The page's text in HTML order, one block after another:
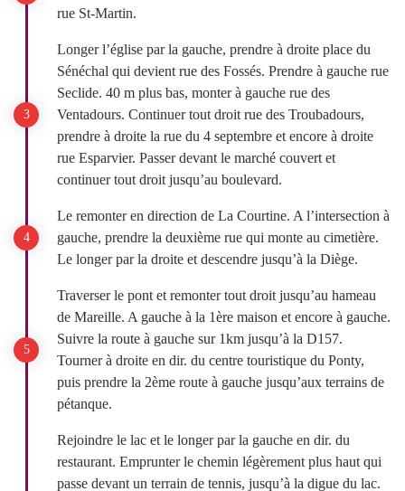
rue St-Martin.
Longer l’église par la gauche, prendre à droite place du
Sénéchal qui devient rue des Fossés. Prendre à gauche rue
Seclide. 40 m plus bas, monter à gauche rue des
Ventadours. Continuer tout droit rue des Troubadours,
prendre à droite la rue du 4 septembre et encore à droite
rue Esparvier. Passer devant le marché couvert et
continuer tout droit jusqu’au boulevard.
Le remonter en direction de La Courtine. A l’intersection à
gauche, prendre la deuxième rue qui monte au cimetière.
Le longer par la droite et descendre jusqu’à la Diège.
Traverser le pont et remonter tout droit jusqu’au hameau
de Mareille. A gauche à la 1ère maison et encore à gauche.
Suivre la route à gauche sur 1km jusqu’à la D157.
Tourner à droite en dir. du centre touristique du Ponty,
puis prendre la 2ème route à gauche jusqu’aux terrains de
pétanque.
Rejoindre le lac et le longer par la gauche en dir. du
restaurant. Emprunter le chemin légèrement plus haut qui
passe devant un terrain de tennis, jusqu’à la digue du lac.